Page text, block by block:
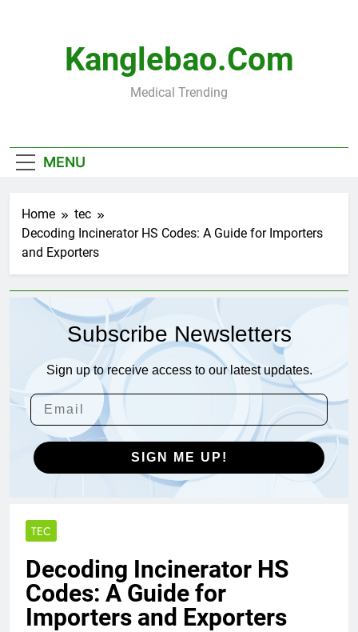
Kanglebao.com
Medical Trending
MENU
Home
tec
Decoding Incinerator HS Codes: A Guide for Importers
and Exporters
Subscribe Newsletters
Sign up to receive access to our latest updates.
SIGN ME UP!
TEC
Decoding Incinerator HS
Codes: A Guide for
Importers and Exporters